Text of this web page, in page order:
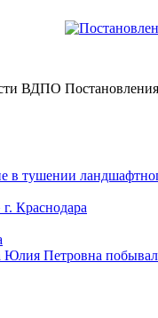
ВДПО
тушении
Краснодара
Петровна